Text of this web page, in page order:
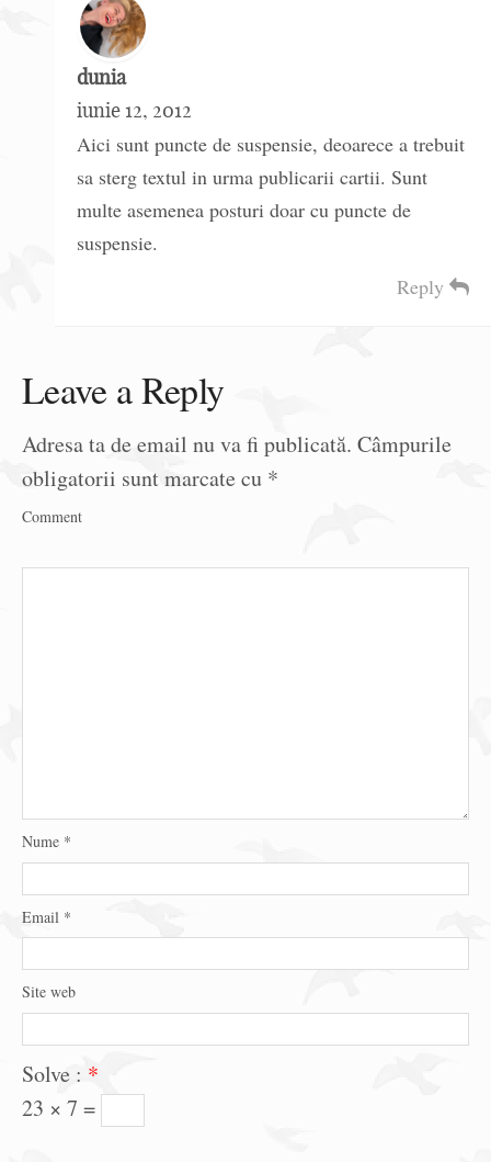
dunia
iunie 12, 2012
Aici sunt puncte de suspensie, deoarece a trebuit
sa sterg textul in urma publicarii cartii. Sunt
multe asemenea posturi doar cu puncte de
suspensie.
Reply
Leave a Reply
Adresa ta de email nu va fi publicată. Câmpurile
obligatorii sunt marcate cu *
Comment
Nume *
Email *
Site web
Solve : *
23 × 7 =